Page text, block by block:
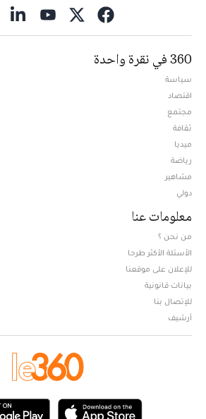
360 في نقرة واحدة
سياسة
اقتصاد
مجتمع
ثقافة
ميديا
رياضة
مشاهير
دولي
معلومات عنا
من نحن ؟
الأسئلة الأكثر طرحا
للإعلان على موقعنا
بيانات قانونية
للإتصال بنا
أرشيف